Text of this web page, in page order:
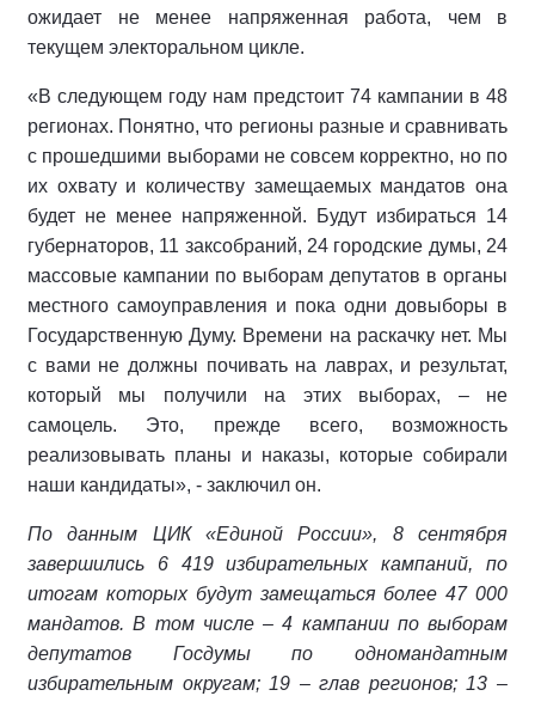
ожидает не менее напряженная работа, чем в
текущем электоральном цикле.
«В следующем году нам предстоит 74 кампании в 48
регионах. Понятно, что регионы разные и сравнивать
с прошедшими выборами не совсем корректно, но по
их охвату и количеству замещаемых мандатов она
будет не менее напряженной. Будут избираться 14
губернаторов, 11 заксобраний, 24 городские думы, 24
массовые кампании по выборам депутатов в органы
местного самоуправления и пока одни довыборы в
Государственную Думу. Времени на раскачку нет. Мы
с вами не должны почивать на лаврах, и результат,
который мы получили на этих выборах, – не
самоцель. Это, прежде всего, возможность
реализовывать планы и наказы, которые собирали
наши кандидаты», - заключил он.
По данным ЦИК «Единой России», 8 сентября
завершились 6 419 избирательных кампаний, по
итогам которых будут замещаться более 47 000
мандатов. В том числе – 4 кампании по выборам
депутатов Госдумы по одномандатным
избирательным округам; 19 – глав регионов; 13 –